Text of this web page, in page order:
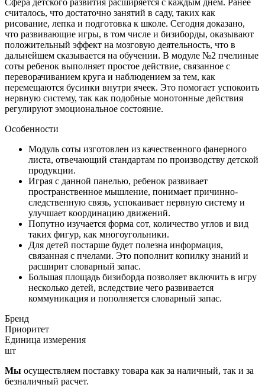
считалось, что достаточно занятий в саду, таких как
рисование, лепка и подготовка к школе. Сегодня доказано,
что развивающие игры, в том числе и бизиборды, оказывают
положительный эффект на мозговую деятельность, что в
дальнейшем сказывается на обучении. В модуле №2 пчелиные
соты ребенок выполняет простое действие, связанное с
переворачиванием круга и наблюдением за тем, как
перемещаются бусинки внутри ячеек. Это помогает успокоить
нервную систему, так как подобные монотонные действия
регулируют эмоциональное состояние.
Особенности
Модуль соты изготовлен из качественного фанерного
листа, отвечающий стандартам по производству детской
продукции.
Играя с данной панелью, ребенок развивает
пространственное мышление, понимает причинно-
следственную связь, успокаивает нервную систему и
улучшает координацию движений.
Попутно изучается форма сот, количество углов и вид
таких фигур, как многоугольники.
Для детей постарше будет полезна информация,
связанная с пчелами. Это пополнит копилку знаний и
расширит словарный запас.
Большая площадь бизиборда позволяет включить в игру
несколько детей, вследствие чего развивается
коммуникация и пополняется словарный запас.
Бренд
Приоритет
Единица измерения
шт
Мы осуществляем поставку товара как за наличный, так и за
безналичный расчет.